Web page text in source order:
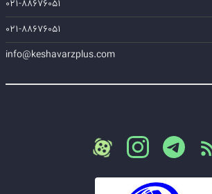
۰۲۱-۸۸۶۷۶۰۵۱
۰۲۱-۸۸۶۷۶۰۵۱
info@keshavarzplus.com